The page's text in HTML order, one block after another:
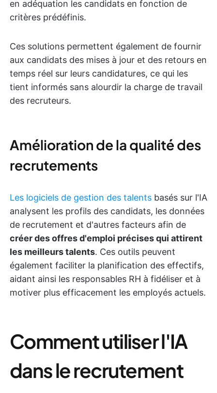
en adéquation les candidats en fonction de
critères prédéfinis.
Ces solutions permettent également de fournir
aux candidats des mises à jour et des retours en
temps réel sur leurs candidatures, ce qui les
tient informés sans alourdir la charge de travail
des recruteurs.
Amélioration de la qualité des
recrutements
Les logiciels de gestion des talents basés sur l'IA
analysent les profils des candidats, les données
de recrutement et d'autres facteurs afin de
créer des offres d'emploi précises qui attirent
les meilleurs talents. Ces outils peuvent
également faciliter la planification des effectifs,
aidant ainsi les responsables RH à fidéliser et à
motiver plus efficacement les employés actuels.
Comment utiliser l'IA
dans le recrutement